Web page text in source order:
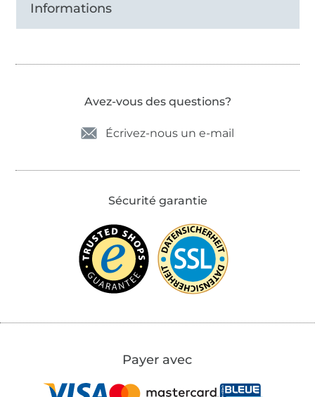
Informations
Avez-vous des questions?
Écrivez-nous un e-mail
Sécurité garantie
Payer avec